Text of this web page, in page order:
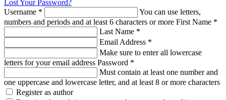
Lost Your Password?
Username *
You can use letters,
numbers and periods and at least 6 characters or more First Name *
Last Name *
Email Address *
Make sure to enter all lowercase
letters for your email address Password *
Must contain at least one number and
one uppercase and lowercase letter, and at least 8 or more characters
Register as author